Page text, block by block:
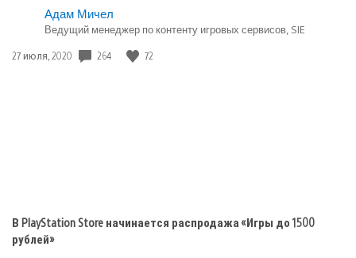
«Безумцы»
Опубликовано
Игры
playstation
Адам Мичел
Ведущий менеджер по контенту игровых сервисов, SIE
Дата
27 июля, 2020 264 72
В PlayStation Store начинается распродажа «Игры до 1500
рублей»